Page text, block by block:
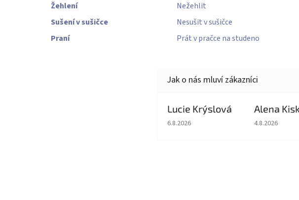
Žehlení
Nežehlit
Sušení v sušičce
Nesušit v sušičce
Praní
Prát v pračce na studeno
Lucie Krýslová
Hodnocení obchodu je 5 z 5 hvězdiček.
6.8.2026
Alena
Hodnocení
4.8.2026